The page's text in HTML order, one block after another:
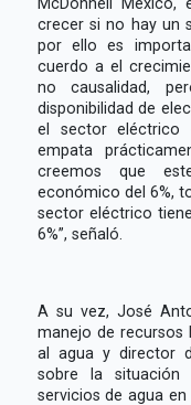
crecer si no hay un
por ello es
cuerdo a el
no causalidad,
disponibilidad de
el sector eléctrico
empata
creemos que
económico del 6%,
sector eléctrico
6%”, señaló.
A su vez, José
manejo de recursos
al agua y director
sobre la
servicios de agua